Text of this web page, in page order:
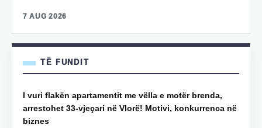
7 AUG 2026
TË FUNDIT
I vuri flakën apartamentit me vëlla e motër brenda,
arrestohet 33-vjeçari në Vlorë! Motivi, konkurrenca në
biznes